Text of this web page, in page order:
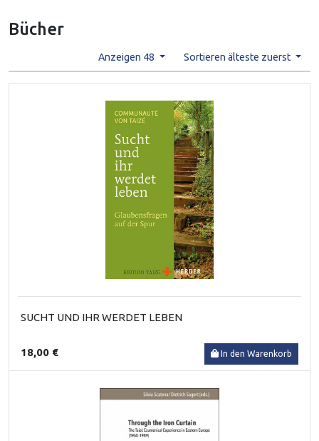
Bücher
Anzeigen 48 Sortieren älteste zuerst
SUCHT UND IHR WERDET LEBEN
18,00 € In den Warenkorb